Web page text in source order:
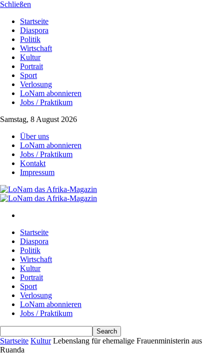
Schließen
Startseite
Diaspora
Politik
Wirtschaft
Kultur
Portrait
Sport
Verlosung
LoNam abonnieren
Jobs / Praktikum
Samstag, 8 August 2026
Über uns
LoNam abonnieren
Jobs / Praktikum
Kontakt
Impressum
Startseite
Diaspora
Politik
Wirtschaft
Kultur
Portrait
Sport
Verlosung
LoNam abonnieren
Jobs / Praktikum
Startseite Kultur Lebenslang für ehemalige Frauenministerin aus
Ruanda